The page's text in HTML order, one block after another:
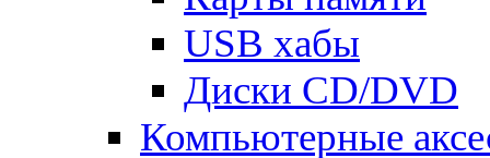
USB хабы
Диски CD/DVD
Компьютерные